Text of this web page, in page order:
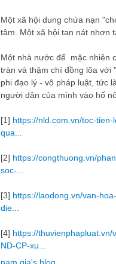
Một xã hội dung chứa nạn
tâm. Một xã hội tan nát nhơn
Một nhà nước để mặc nhiên
tràn và thậm chí đồng lõa với
phi đạo lý - vô pháp luật, tức
người dân của mình vào hố
[1] https://nld.com.vn/toc-
qua...
[2] https://congthuong.vn/
soc-...
[3] https://laodong.vn/van-
die...
[4] https://
ND-CP-xu...